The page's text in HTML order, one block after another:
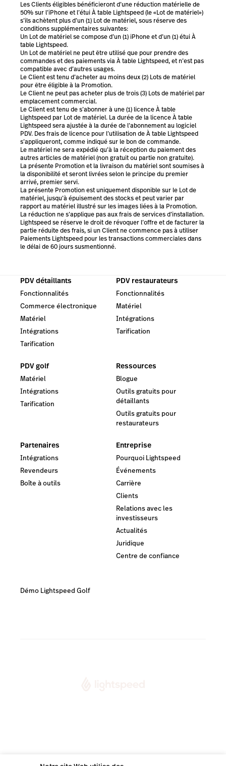
Les Clients éligibles bénéficieront d’une réduction matérielle de
50% sur l’iPhone et l’étui À table Lightspeed (le «Lot de matériel»)
s’ils achètent plus d’un (1) Lot de matériel, sous réserve des
conditions supplémentaires suivantes:
Un Lot de matériel se compose d’un (1) iPhone et d’un (1) étui À
table Lightspeed.
Un Lot de matériel ne peut être utilisé que pour prendre des
commandes et des paiements via À table Lightspeed, et n’est pas
compatible avec d’autres usages.
Le Client est tenu d’acheter au moins deux (2) Lots de matériel
pour être éligible à la Promotion.
Le Client ne peut pas acheter plus de trois (3) Lots de matériel par
emplacement commercial.
Le Client est tenu de s’abonner à une (1) licence À table
Lightspeed par Lot de matériel. La durée de la licence À table
Lightspeed sera ajustée à la durée de l’abonnement au logiciel
PDV. Des frais de licence pour l’utilisation de À table Lightspeed
s’appliqueront, comme indiqué sur le bon de commande.
Le matériel ne sera expédié qu’à la réception du paiement des
autres articles de matériel (non gratuit ou partie non gratuite).
La présente Promotion et la livraison du matériel sont soumises à
la disponibilité et seront livrées selon le principe du premier
arrivé, premier servi.
La présente Promotion est uniquement disponible sur le Lot de
matériel, jusqu’à épuisement des stocks et peut varier par
rapport au matériel illustré sur les images liées à la Promotion.
La réduction ne s’applique pas aux frais de services d’installation.
Lightspeed se réserve le droit de révoquer l’offre et de facturer la
partie réduite des frais, si un Client ne commence pas à utiliser
Paiements Lightspeed pour les transactions commerciales dans
le délai de 60 jours susmentionné.
PDV détaillants
Fonctionnalités
Commerce électronique
Matériel
Intégrations
Tarification
PDV restaurateurs
Fonctionnalités
Matériel
Intégrations
Tarification
PDV golf
Matériel
Intégrations
Tarification
Ressources
Blogue
Outils gratuits pour
détaillants
Outils gratuits pour
restaurateurs
Partenaires
Intégrations
Revendeurs
Boîte à outils
Entreprise
Pourquoi Lightspeed
Événements
Carrière
Clients
Relations avec les
investisseurs
Actualités
Juridique
Centre de confiance
Démo Lightspeed Golf